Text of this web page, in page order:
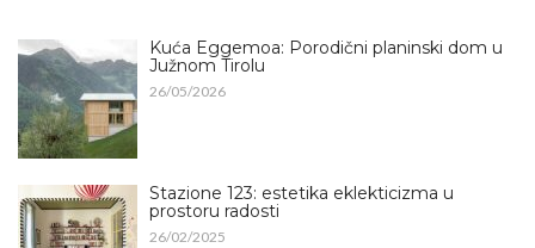
Kuća Eggemoa: Porodični planinski dom u
Južnom Tirolu
26/05/2026
Stazione 123: estetika eklekticizma u
prostoru radosti
26/02/2025